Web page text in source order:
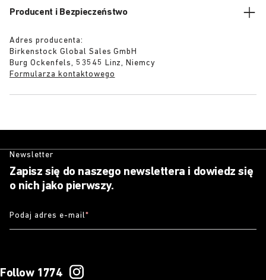
Producent i Bezpieczeństwo
Adres producenta:
Birkenstock Global Sales GmbH
Burg Ockenfels, 53545 Linz, Niemcy
Formularza kontaktowego
Newsletter
Zapisz się do naszego newslettera i dowiedz się
o nich jako pierwszy.
Podaj adres e-mail*
Follow 1774